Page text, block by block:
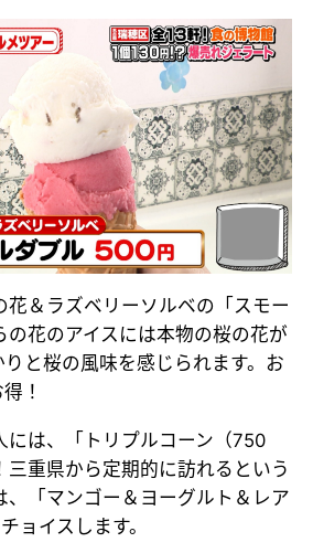
花＆ラズベリーソルベの「スモー
の花のアイスには本物の桜の花が
と桜の風味を感じられます。お
！
には、「トリプルコーン（750
三重県から定期的に訪れるという
、「マンゴー＆ヨーグルト＆レア
ョイスします。